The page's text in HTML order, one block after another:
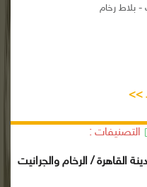
- بلاط رخام
>>
التصنيفات :
القاهرة / الرخام والجرانيت